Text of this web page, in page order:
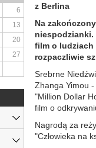
z Berlina
Na
niespodzianki.
film o ludziach
rozpaczliwie
Srebrne
Zhanga Yimou
"Million Dollar
film o
Nagrodą za
"Człowieka na
6
13
20
27